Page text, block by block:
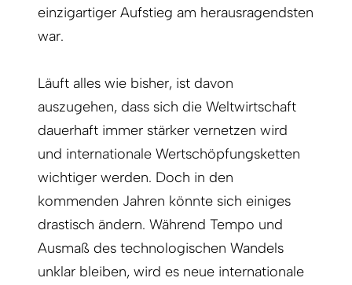
einzigartiger Aufstieg am herausragendsten
war.
Läuft alles wie bisher, ist davon
auszugehen, dass sich die Weltwirtschaft
dauerhaft immer stärker vernetzen wird
und internationale Wertschöpfungsketten
wichtiger werden. Doch in den
kommenden Jahren könnte sich einiges
drastisch ändern. Während Tempo und
Ausmaß des technologischen Wandels
unklar bleiben, wird es neue internationale